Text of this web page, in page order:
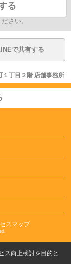
る
さい。
で共有する
１丁目２階 店舗事務所
セスマップ
ス向上検討を目的と